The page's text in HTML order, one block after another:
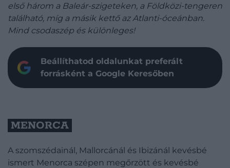
első három a Baleár-szigeteken, a Földközi-tengeren
található, míg a másik kettő az Atlanti-óceánban.
Mind csodaszép és különleges!
Beállíthatod oldalunkat preferált
forrásként a Google Keresőben
MENORCA
A szomszédainál, Mallorcánál és Ibizánál kevésbé
ismert Menorca szépen megőrzött és kevésbé